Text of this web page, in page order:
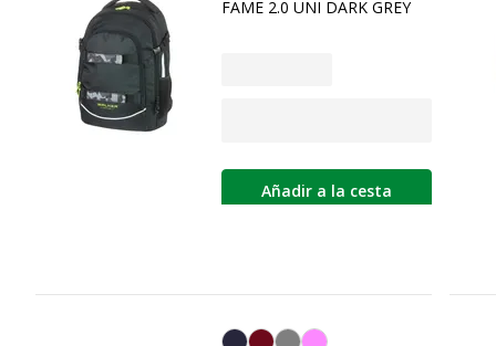
FAME 2.0 UNI DARK GREY
Añadir a la cesta
Personalización del color